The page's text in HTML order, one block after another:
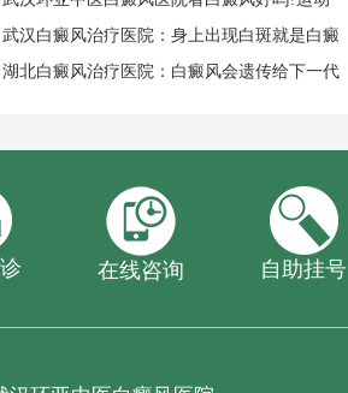
武汉白癜风治疗医院：身上出现白斑就是白癜
湖北白癜风治疗医院：白癜风会遗传给下一代
在线咨询 自助挂号